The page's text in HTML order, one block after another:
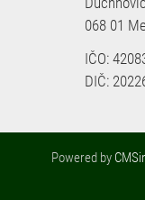
068 01
IČO:
DIČ:
Powered by